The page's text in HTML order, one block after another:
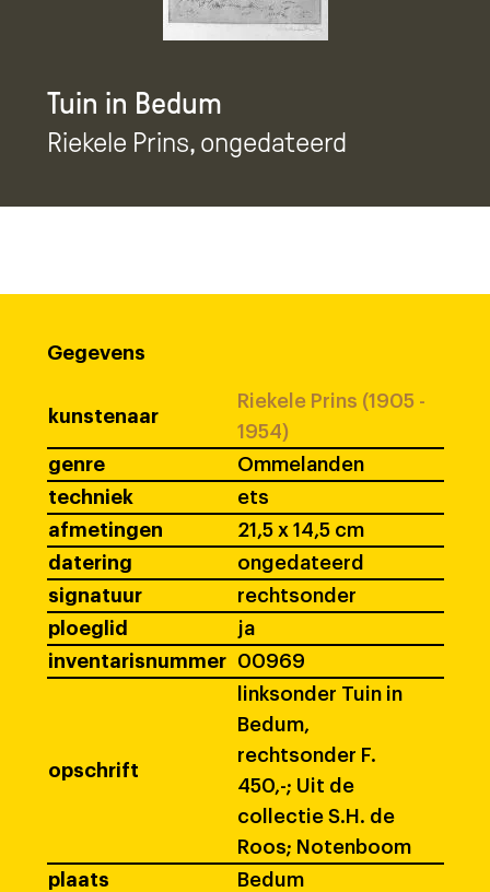
Tuin in Bedum
Riekele Prins, ongedateerd
Gegevens
kunstenaar
Riekele Prins (1905 -
1954)
genre
Ommelanden
techniek
ets
afmetingen
21,5 x 14,5 cm
datering
ongedateerd
signatuur
rechtsonder
ploeglid
ja
inventarisnummer
00969
opschrift
linksonder Tuin in
Bedum,
rechtsonder F.
450,-; Uit de
collectie S.H. de
Roos; Notenboom
plaats
Bedum